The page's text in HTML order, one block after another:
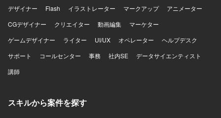
デザイナー
Flash イラストレーター マークアップ
アニメーター
CGデザイナー
クリエイター 動画編集
マーケター
ゲームデザイナー
ライター UI/UX オペレーター
ヘルプデスク
サポート
コールセンター 事務 社内SE
データサイエンティスト
講師
スキルから案件を探す